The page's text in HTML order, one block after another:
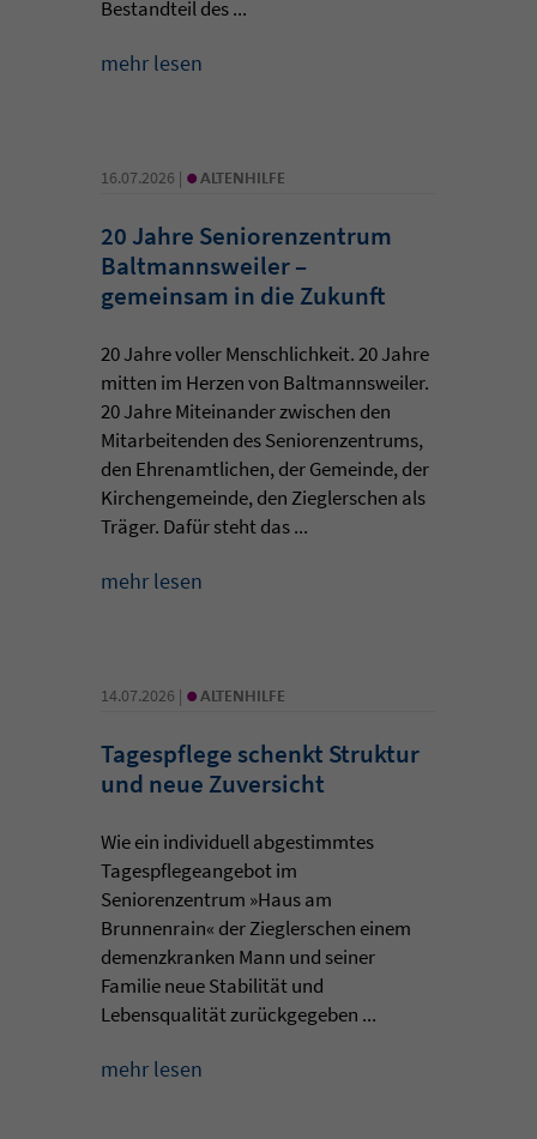
Bestandteil des ...
mehr lesen
16.07.2026 | • ALTENHILFE
20 Jahre Seniorenzentrum
Baltmannsweiler –
gemeinsam in die Zukunft
20 Jahre voller Menschlichkeit. 20 Jahre
mitten im Herzen von Baltmannsweiler.
20 Jahre Miteinander zwischen den
Mitarbeitenden des Seniorenzentrums,
den Ehrenamtlichen, der Gemeinde, der
Kirchengemeinde, den Zieglerschen als
Träger. Dafür steht das ...
mehr lesen
14.07.2026 | • ALTENHILFE
Tagespflege schenkt Struktur
und neue Zuversicht
Wie ein individuell abgestimmtes
Tagespflegeangebot im
Seniorenzentrum »Haus am
Brunnenrain« der Zieglerschen einem
demenzkranken Mann und seiner
Familie neue Stabilität und
Lebensqualität zurückgegeben ...
mehr lesen